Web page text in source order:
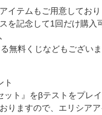
イテムもご用意しており
を記念して1回だけ購入
無料くじなどもござい
ト
ット』をβテストをプレ
りますので、エリシア